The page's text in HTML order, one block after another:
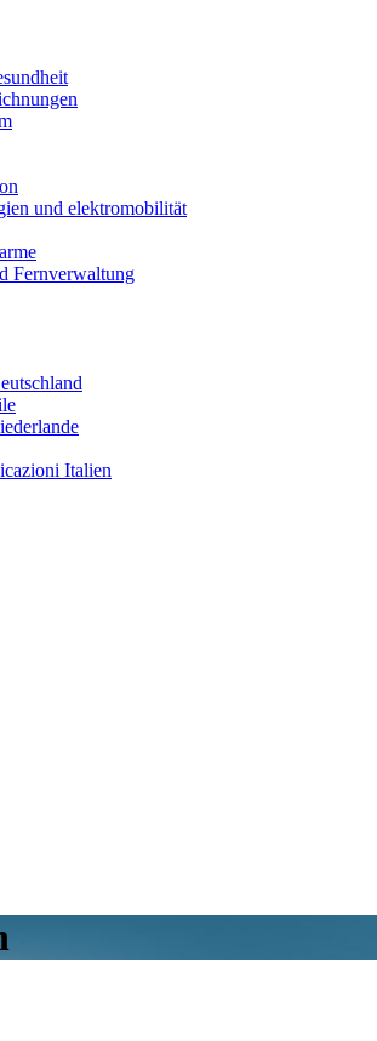
und elektromobilität
Fernverwaltung
Italien